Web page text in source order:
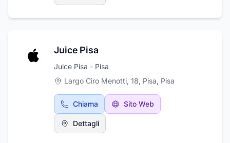
Juice Pisa
Juice Pisa - Pisa
Largo Ciro Menotti, 18, Pisa, Pisa
Chiama Sito Web
Dettagli